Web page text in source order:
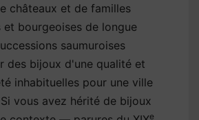
châteaux et de familles
bourgeoises de longue
saumuroises
des bijoux d'une qualité et
inhabituelles pour une ville
vous avez hérité de bijoux
e